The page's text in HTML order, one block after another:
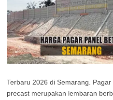
Terbaru 2026 di Semarang.
precast merupakan lembaran